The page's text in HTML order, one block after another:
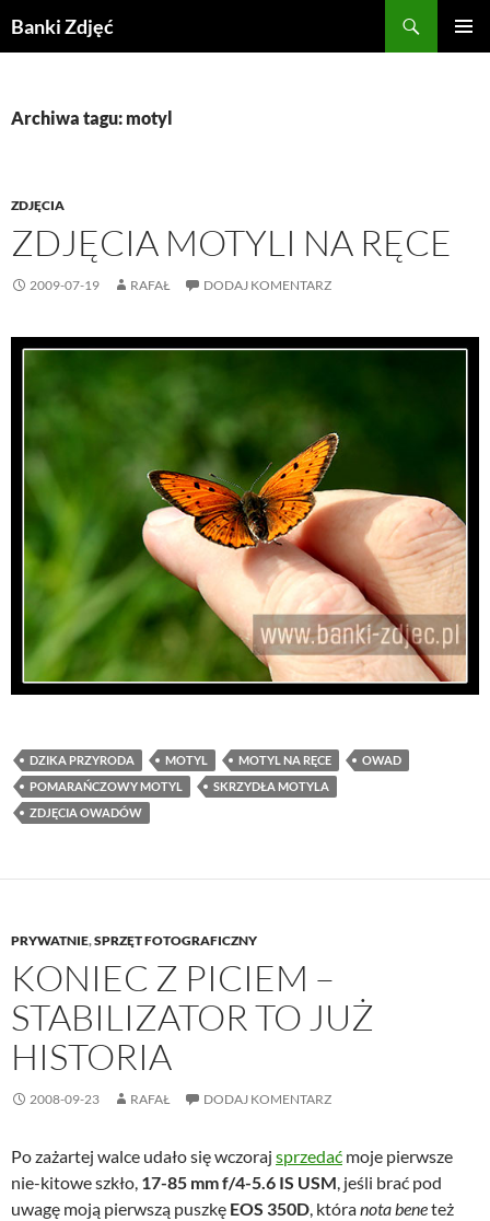
doBanki Zdjęć
Archiwa tagu: motyl
ZDJĘCIA
ZDJĘCIA MOTYLI NA RĘCE
2009-07-19 RAFAŁ DODAJ KOMENTARZ
DZIKA PRZYRODA MOTYL MOTYL NA RĘCE
OWAD
POMARAŃCZOWY MOTYL
SKRZYDŁA MOTYLA
ZDJĘCIA OWADÓW
PRYWATNIE,SPRZĘT FOTOGRAFICZNY
KONIEC Z PICIEM –
STABILIZATOR TO JUŻ
HISTORIA
2008-09-23 RAFAŁ DODAJ KOMENTARZ
Po zażartej walce udało się wczoraj sprzedać moje pierwsze
nie-kitowe szkło, 17-85 mm f/4-5.6 IS USM, jeśli brać pod
uwagę moją pierwszą puszkę EOS 350D, któranota beneteż